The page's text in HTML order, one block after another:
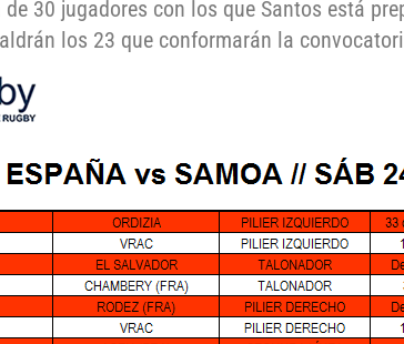
30 jugadores con los que Santos está
los 23 que conformarán la